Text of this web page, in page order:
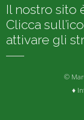
Il nostro sito
Clicca
attivare gli
©
♦